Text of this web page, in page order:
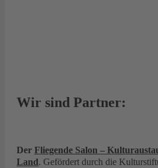
Wir sind Partner:
Der Fliegende Salon –
Land. Gefördert durch die